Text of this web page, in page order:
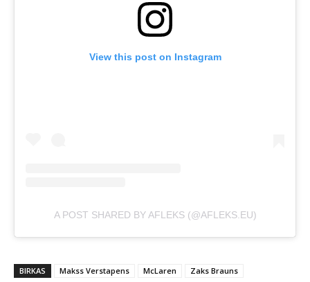
View this post on Instagram
A POST SHARED BY AFLEKS (@AFLEKS.EU)
BIRKAS Makss Verstapens McLaren Zaks Brauns